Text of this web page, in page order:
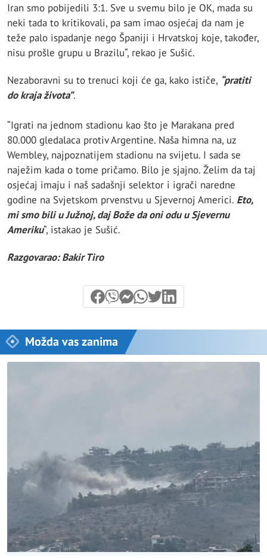
Iran smo pobijedili 3:1. Sve u svemu bilo je OK, mada su
neki tada to kritikovali, pa sam imao osjećaj da nam je
teže palo ispadanje nego Španiji i Hrvatskoj koje, također,
nisu prošle grupu u Brazilu“, rekao je Sušić.
Nezaboravni su to trenuci koji će ga, kako ističe, “pratiti
do kraja života”.
“Igrati na jednom stadionu kao što je Marakana pred
80.000 gledalaca protiv Argentine. Naša himna na, uz
Wembley, najpoznatijem stadionu na svijetu. I sada se
naježim kada o tome pričamo. Bilo je sjajno. Želim da taj
osjećaj imaju i naš sadašnji selektor i igrači naredne
godine na Svjetskom prvenstvu u Sjevernoj Americi. Eto,
mi smo bili u Južnoj, daj Bože da oni odu u Sjevernu
Ameriku“, istakao je Sušić.
Razgovarao: Bakir Tiro
Možda vas zanima